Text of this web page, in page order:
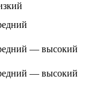
— высокий
— высокий